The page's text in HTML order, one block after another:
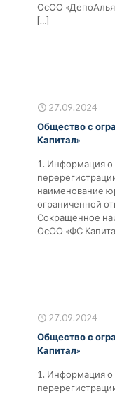
ОсОО
[…]
27.09.2024
Общество с
Капитал»
1. Информация о
наименование
ограниченной
Сокращенное
ОсОО «ФС
27.09.2024
Общество с
Капитал»
1. Информация о